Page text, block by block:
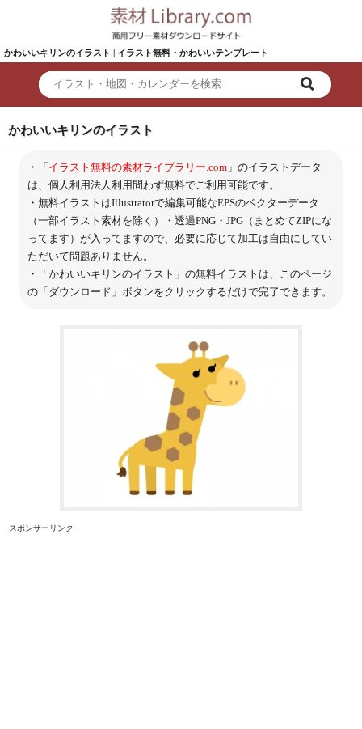
かわいいキリンのイラスト | イラスト無料・かわいいテンプレート
かわいいキリンのイラスト
・「イラスト無料の素材ライブラリー.com」のイラストデータ
は、個人利用法人利用問わず無料でご利用可能です。
・無料イラストはIllustratorで編集可能なEPSのベクターデータ
（一部イラスト素材を除く）・透過PNG・JPG（まとめてZIPにな
ってます）が入ってますので、必要に応じて加工は自由にしてい
ただいて問題ありません。
・「かわいいキリンのイラスト」の無料イラストは、このページ
の「ダウンロード」ボタンをクリックするだけで完了できます。
スポンサーリンク